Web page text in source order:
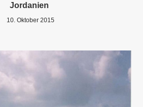
Jordanien
10. Oktober 2015